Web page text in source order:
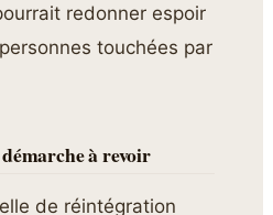
redonner espoir
touchées par
à revoir
de réintégration